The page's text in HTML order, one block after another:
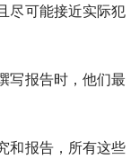
尽可能接近实际犯
写报告时，他们最
和报告，所有这些